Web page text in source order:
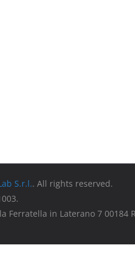
S.r.l.. All rights reserved.
Ferratella in Laterano 7 00184